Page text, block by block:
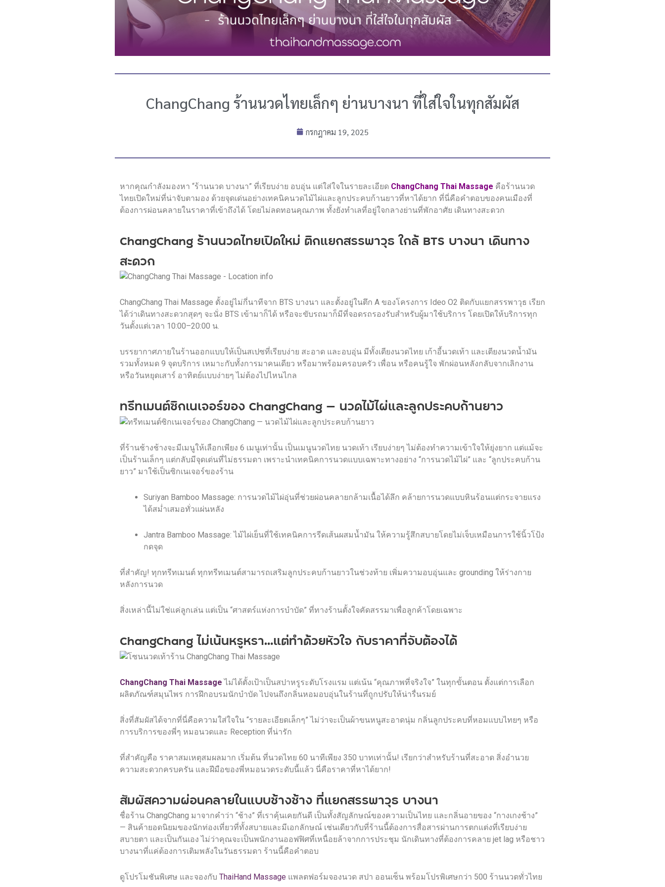
ChangChang ร้านนวดไทยเล็กๆ ย่านบางนา ที่ใส่ใจในทุกสัมผัส
กรกฎาคม 19, 2025
หากคุณกำลังมองหา “ร้านนวด บางนา” ที่เรียบง่าย อบอุ่น แต่ใส่ใจในรายละเอียด ChangChang Thai Massage คือร้านนวด
ไทยเปิดใหม่ที่น่าจับตามอง ด้วยจุดเด่นอย่างเทคนิคนวดไม้ไผ่และลูกประคบก้านยาวที่หาได้ยาก ที่นี่คือคำตอบของคนเมืองที่
ต้องการผ่อนคลายในราคาที่เข้าถึงได้ โดยไม่ลดทอนคุณภาพ ทั้งยังทำเลที่อยู่ใจกลางย่านที่พักอาศัย เดินทางสะดวก
ChangChang ร้านนวดไทยเปิดใหม่ ติกแยกสรรพาวุธ ใกล้ BTS บางนา เดินทาง
สะดวก
ChangChang Thai Massage ตั้งอยู่ไม่กี่นาทีจาก BTS บางนา และตั้งอยู่ในตึก A ของโครงการ Ideo O2 ติดกับแยกสรรพาวุธ เรียก
ได้ว่าเดินทางสะดวกสุดๆ จะนั่ง BTS เข้ามาก็ได้ หรือจะขับรถมาก็มีที่จอดรถรองรับสำหรับผู้มาใช้บริการ โดยเปิดให้บริการทุก
วันตั้งแต่เวลา 10:00–20:00 น.
บรรยากาศภายในร้านออกแบบให้เป็นสเปซที่เรียบง่าย สะอาด และอบอุ่น มีทั้งเตียงนวดไทย เก้าอี้นวดเท้า และเตียงนวดน้ำมัน
รวมทั้งหมด 9 จุดบริการ เหมาะกับทั้งการมาคนเดียว หรือมาพร้อมครอบครัว เพื่อน หรือคนรู้ใจ พักผ่อนหลังกลับจากเลิกงาน
หรือวันหยุดเสาร์ อาทิตย์แบบง่ายๆ ไม่ต้องไปไหนไกล
ทรีทเมนต์ซิกเนเจอร์ของ ChangChang — นวดไม้ไผ่และลูกประคบก้านยาว
ที่ร้านช้างช้างจะมีเมนูให้เลือกเพียง 6 เมนูเท่านั้น เป็นเมนูนวดไทย นวดเท้า เรียบง่ายๆ ไม่ต้องทำความเข้าใจให้ยุ่งยาก แต่แม้จะ
เป็นร้านเล็กๆ แต่กลับมีจุดเด่นที่ไม่ธรรมดา เพราะนำเทคนิคการนวดแบบเฉพาะทางอย่าง “การนวดไม้ไผ่” และ “ลูกประคบก้าน
ยาว” มาใช้เป็นซิกเนเจอร์ของร้าน
Suriyan Bamboo Massage: การนวดไม้ไผ่อุ่นที่ช่วยผ่อนคลายกล้ามเนื้อได้ลึก คล้ายการนวดแบบหินร้อนแต่กระจายแรง
ได้สม่ำเสมอทั่วแผ่นหลัง
Jantra Bamboo Massage: ไม้ไผ่เย็นที่ใช้เทคนิคการรีดเส้นผสมน้ำมัน ให้ความรู้สึกสบายโดยไม่เจ็บเหมือนการใช้นิ้วโป้ง
กดจุด
ที่สำคัญ! ทุกทรีทเมนต์ ทุกทรีทเมนต์สามารถเสริมลูกประคบก้านยาวในช่วงท้าย เพิ่มความอบอุ่นและ grounding ให้ร่างกาย
หลังการนวด
สิ่งเหล่านี้ไม่ใช่แค่ลูกเล่น แต่เป็น “ศาสตร์แห่งการบำบัด” ที่ทางร้านตั้งใจคัดสรรมาเพื่อลูกค้าโดยเฉพาะ
ChangChang ไม่เน้นหรูหรา…แต่ทำด้วยหัวใจ กับราคาที่จับต้องได้
ChangChang Thai Massage ไม่ได้ตั้งเป้าเป็นสปาหรูระดับโรงแรม แต่เน้น “คุณภาพที่จริงใจ” ในทุกขั้นตอน ตั้งแต่การเลือก
ผลิตภัณฑ์สมุนไพร การฝึกอบรมนักบำบัด ไปจนถึงกลิ่นหอมอบอุ่นในร้านที่ถูกปรับให้น่ารื่นรมย์
สิ่งที่สัมผัสได้จากที่นี่คือความใส่ใจใน “รายละเอียดเล็กๆ” ไม่ว่าจะเป็นผ้าขนหนูสะอาดนุ่ม กลิ่นลูกประคบที่หอมแบบไทยๆ หรือ
การบริการของพี่ๆ หมอนวดและ Reception ที่น่ารัก
ที่สำคัญคือ ราคาสมเหตุสมผลมาก เริ่มต้น ที่นวดไทย 60 นาทีเพียง 350 บาทเท่านั้น! เรียกว่าสำหรับร้านที่สะอาด สิ่งอำนวย
ความสะดวกครบครัน และฝีมือของพี่หมอนวดระดับนี้แล้ว นี่คือราคาที่หาได้ยาก!
สัมผัสความผ่อนคลายในแบบช้างช้าง ที่แยกสรรพาวุธ บางนา
ชื่อร้าน ChangChang มาจากคำว่า “ช้าง” ที่เราคุ้นเคยกันดี เป็นทั้งสัญลักษณ์ของความเป็นไทย และกลิ่นอายของ “กางเกงช้าง”
— สินค้ายอดนิยมของนักท่องเที่ยวที่ทั้งสบายและมีเอกลักษณ์ เช่นเดียวกับที่ร้านนี้ต้องการสื่อสารผ่านการตกแต่งที่เรียบง่าย
สบายตา และเป็นกันเอง ไม่ว่าคุณจะเป็นพนักงานออฟฟิศที่เหนื่อยล้าจากการประชุม นักเดินทางที่ต้องการคลาย jet lag หรือชาว
บางนาที่แค่ต้องการเติมพลังในวันธรรมดา ร้านนี้คือคำตอบ
ดูโปรโมชันพิเศษ และจองกับ ThaiHand Massage แพลตฟอร์มจองนวด สปา ออนเซ็น พร้อมโปรพิเศษกว่า 500 ร้านนวดทั่วไทย